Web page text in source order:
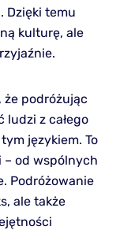
Dzięki temu
kulturę, ale
podróżując
ludzi z całego
językiem. To
– od wspólnych
Podróżowanie
ale także